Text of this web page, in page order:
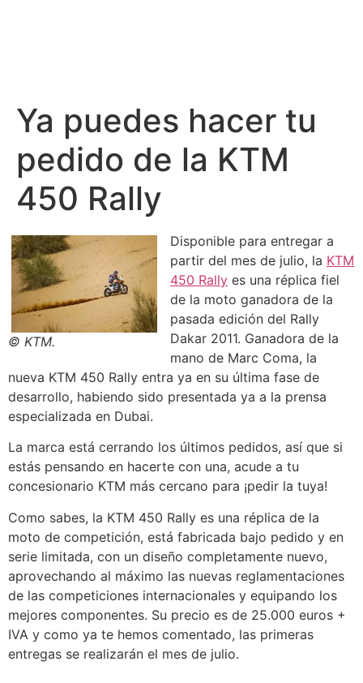
Ya puedes hacer tu
pedido de la KTM
450 Rally
© KTM.
Disponible para entregar a
partir del mes de julio, la KTM
450 Rally es una réplica fiel
de la moto ganadora de la
pasada edición del Rally
Dakar 2011. Ganadora de la
mano de Marc Coma, la
nueva KTM 450 Rally entra ya en su última fase de
desarrollo, habiendo sido presentada ya a la prensa
especializada en Dubai.
La marca está cerrando los últimos pedidos, así que si
estás pensando en hacerte con una, acude a tu
concesionario KTM más cercano para ¡pedir la tuya!
Como sabes, la KTM 450 Rally es una réplica de la
moto de competición, está fabricada bajo pedido y en
serie limitada, con un diseño completamente nuevo,
aprovechando al máximo las nuevas reglamentaciones
de las competiciones internacionales y equipando los
mejores componentes. Su precio es de 25.000 euros +
IVA y como ya te hemos comentado, las primeras
entregas se realizarán el mes de julio.